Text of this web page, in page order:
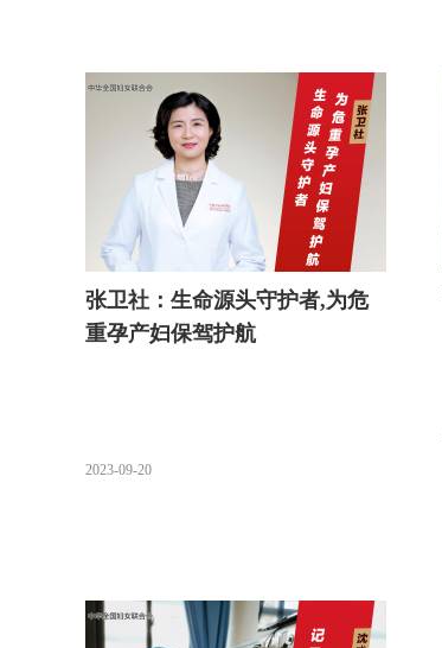
张卫社：生命源头守护者,为危
重孕产妇保驾护航
2023-09-20